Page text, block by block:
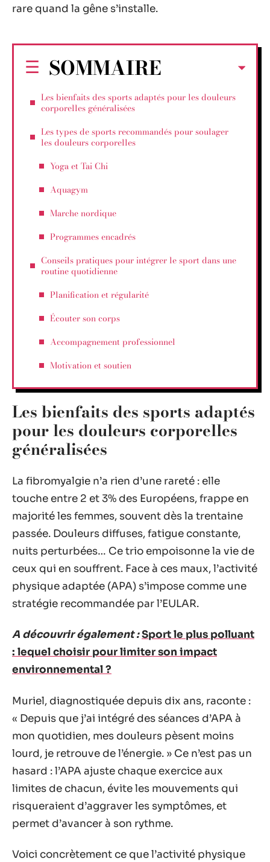
rare quand la gêne s’installe.
SOMMAIRE
Les bienfaits des sports adaptés pour les douleurs
corporelles généralisées
Les types de sports recommandés pour soulager
les douleurs corporelles
Yoga et Tai Chi
Aquagym
Marche nordique
Programmes encadrés
Conseils pratiques pour intégrer le sport dans une
routine quotidienne
Planification et régularité
Écouter son corps
Accompagnement professionnel
Motivation et soutien
Les bienfaits des sports adaptés
pour les douleurs corporelles
généralisées
La fibromyalgie n’a rien d’une rareté : elle
touche entre 2 et 3% des Européens, frappe en
majorité les femmes, souvent dès la trentaine
passée. Douleurs diffuses, fatigue constante,
nuits perturbées… Ce trio empoisonne la vie de
ceux qui en souffrent. Face à ces maux, l’activité
physique adaptée (APA) s’impose comme une
stratégie recommandée par l’EULAR.
A découvrir également :Sport le plus polluant
: lequel choisir pour limiter son impact
environnemental ?
Muriel, diagnostiquée depuis dix ans, raconte :
« Depuis que j’ai intégré des séances d’APA à
mon quotidien, mes douleurs pèsent moins
lourd, je retrouve de l’énergie. » Ce n’est pas un
hasard : l’APA ajuste chaque exercice aux
limites de chacun, évite les mouvements qui
risqueraient d’aggraver les symptômes, et
permet d’avancer à son rythme.
Voici concrètement ce que l’activité physique